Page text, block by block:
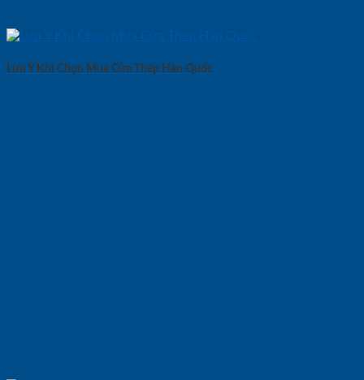
Lưu Ý Khi Chọn Mua Cửa Thép Hàn Quốc